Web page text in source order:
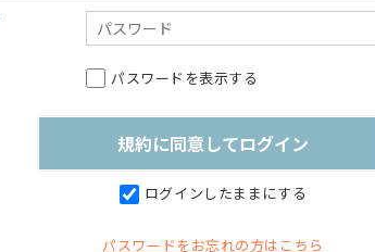
パスワードを表示する
ログインしたままにする
パスワードをお忘れの方はこちら